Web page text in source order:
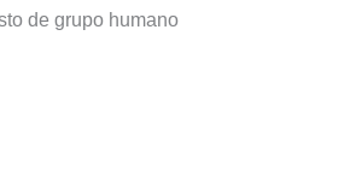
de grupo humano